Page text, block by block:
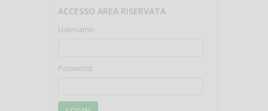
ACCESSO AREA RISERVATA
Username:
Password: